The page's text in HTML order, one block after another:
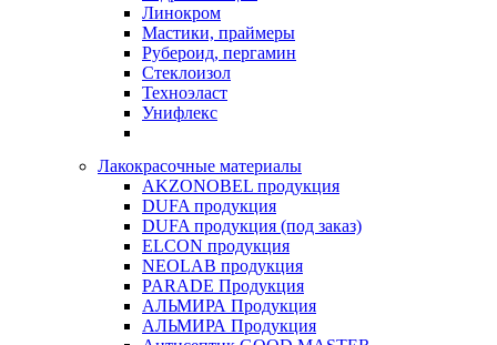
Линокром
Мастики, праймеры
Рубероид, пергамин
Стеклоизол
Техноэласт
Унифлекс
Лакокрасочные материалы
AKZONOBEL продукция
DUFA продукция
DUFA продукция (под заказ)
ELCON продукция
NEOLAB продукция
PARADE Продукция
АЛЬМИРА Продукция
АЛЬМИРА Продукция